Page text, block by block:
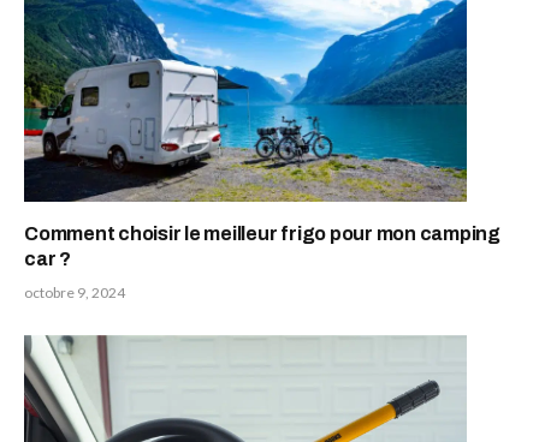
Comment choisir le meilleur frigo pour mon camping
car ?
octobre 9, 2024